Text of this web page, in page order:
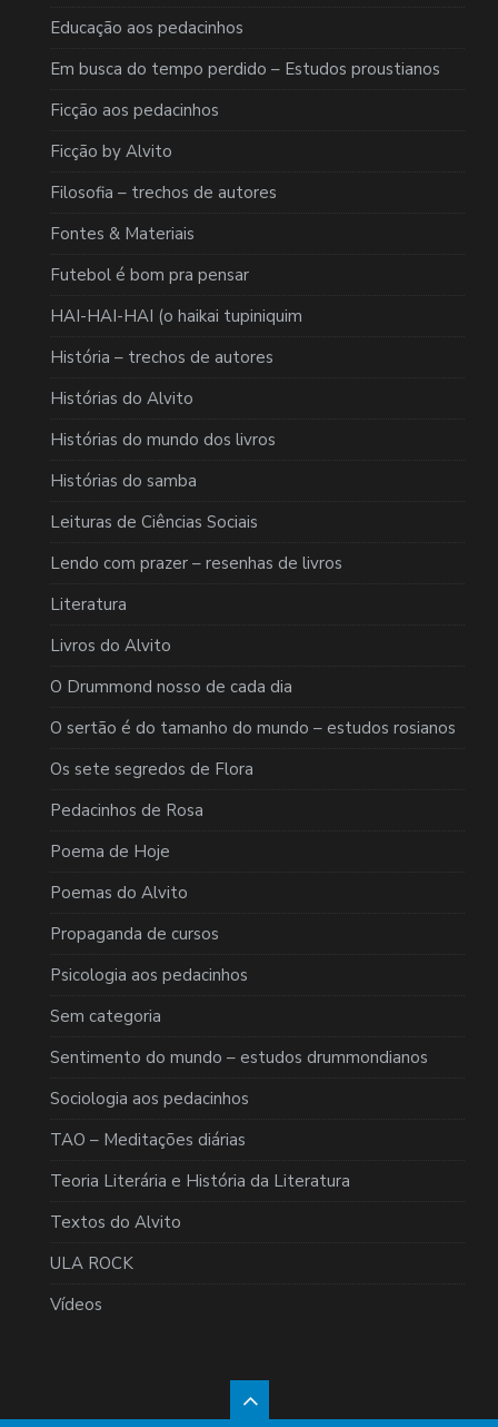
Educação aos pedacinhos
Em busca do tempo perdido – Estudos proustianos
Ficção aos pedacinhos
Ficção by Alvito
Filosofia – trechos de autores
Fontes & Materiais
Futebol é bom pra pensar
HAI-HAI-HAI (o haikai tupiniquim
História – trechos de autores
Histórias do Alvito
Histórias do mundo dos livros
Histórias do samba
Leituras de Ciências Sociais
Lendo com prazer – resenhas de livros
Literatura
Livros do Alvito
O Drummond nosso de cada dia
O sertão é do tamanho do mundo – estudos rosianos
Os sete segredos de Flora
Pedacinhos de Rosa
Poema de Hoje
Poemas do Alvito
Propaganda de cursos
Psicologia aos pedacinhos
Sem categoria
Sentimento do mundo – estudos drummondianos
Sociologia aos pedacinhos
TAO – Meditações diárias
Teoria Literária e História da Literatura
Textos do Alvito
ULA ROCK
Vídeos